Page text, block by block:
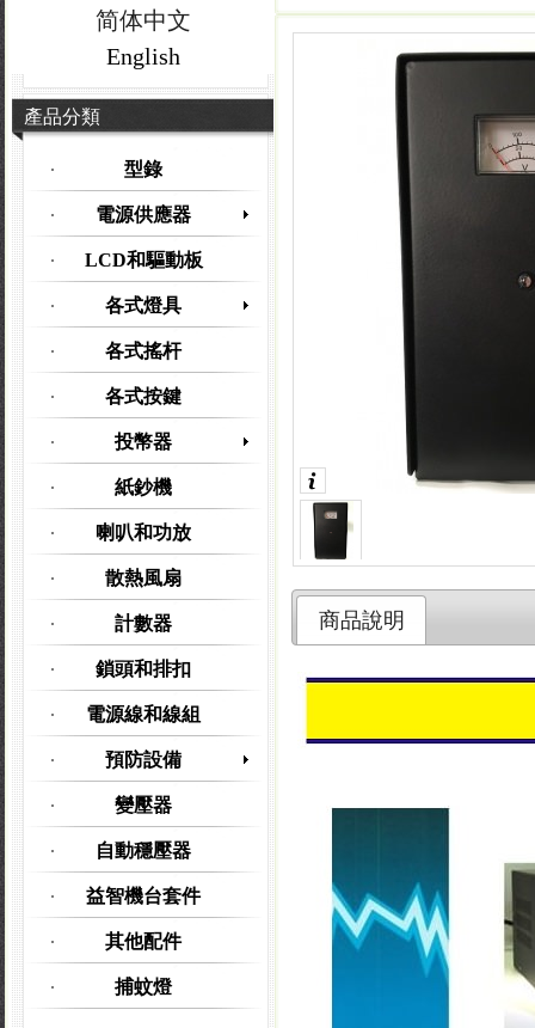
简体中文
English
產品分類
型錄
電源供應器
LCD和驅動板
各式燈具
各式搖杆
各式按鍵
投幣器
紙鈔機
喇叭和功放
散熱風扇
計數器
鎖頭和排扣
電源線和線組
預防設備
變壓器
自動穩壓器
益智機台套件
其他配件
捕蚊燈
商品說明